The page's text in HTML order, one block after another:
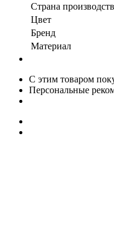
Страна
Цвет
Бренд
Материал
С этим товаром
Персональные